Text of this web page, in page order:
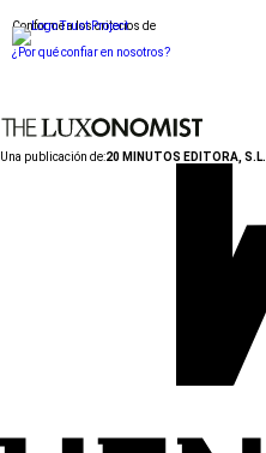
Conforme a los criterios de
¿Por qué confiar en nosotros?
Una publicación de:20 MINUTOS EDITORA, S.L.